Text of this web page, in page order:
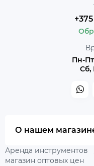
Пн-Пт
Сб,
О нашем
Аренда инструментов
магазин оптовых цен